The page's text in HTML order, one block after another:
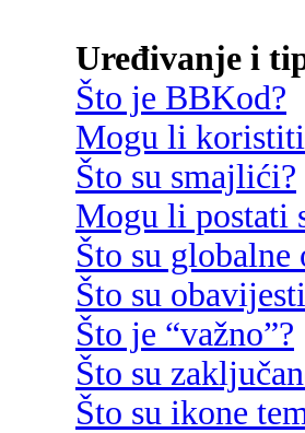
Uređivanje i
Što je BBKod?
Mogu li
Što su smajlići?
Mogu li postati
Što su globalne
Što su
Što je “važno”?
Što su
Što su ikone